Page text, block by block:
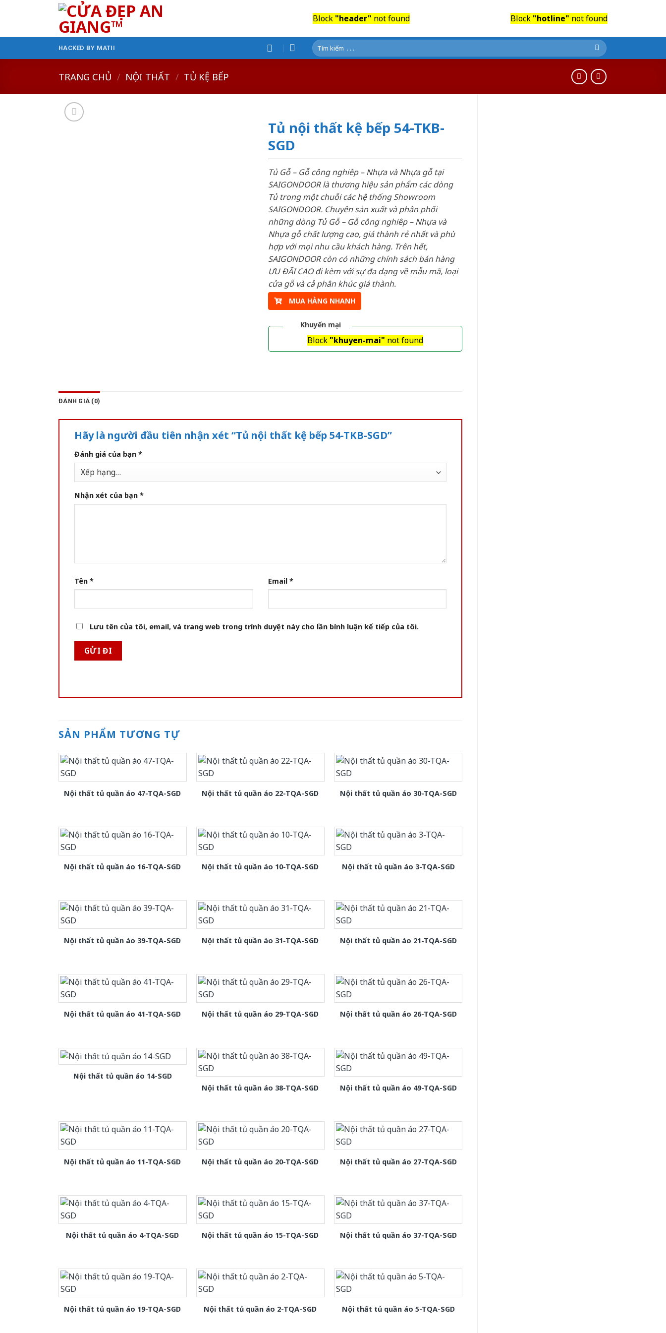
Block "header" not found Block "hotline" not found
HACKED BY MATII
Tìm
kiếm:
TRANG CHỦ / NỘI THẤT / TỦ KỆ BẾP
Tủ nội thất kệ bếp 54-TKB-
SGD
Tủ Gỗ – Gỗ công nghiêp – Nhựa và Nhựa gỗ tại
SAIGONDOOR là thương hiệu sản phẩm các dòng
Tủ trong một chuỗi các hệ thống Showroom
SAIGONDOOR. Chuyên sản xuất và phân phối
những dòng Tủ Gỗ – Gỗ công nghiêp – Nhựa và
Nhựa gỗ chất lượng cao, giá thành rẻ nhất và phù
hợp với mọi nhu cầu khách hàng. Trên hết,
SAIGONDOOR còn có những chính sách bán hàng
ƯU ĐÃI CAO đi kèm với sự đa dạng về mẫu mã, loại
cửa gỗ và cả phân khúc giá thành.
MUA HÀNG NHANH
Khuyến mại
Block "khuyen-mai" not found
ĐÁNH GIÁ (0)
Hãy là người đầu tiên nhận xét “Tủ nội thất kệ bếp 54-TKB-SGD”
Đánh giá của bạn *
Nhận xét của bạn *
Tên * Email *
Lưu tên của tôi, email, và trang web trong trình duyệt này cho lần bình luận kế tiếp của tôi.
SẢN PHẨM TƯƠNG TỰ
Nội thất tủ quần áo 47-TQA-SGD Nội thất tủ quần áo 22-TQA-SGD Nội thất tủ quần áo 30-TQA-SGD
Nội thất tủ quần áo 16-TQA-SGD Nội thất tủ quần áo 10-TQA-SGD Nội thất tủ quần áo 3-TQA-SGD
Nội thất tủ quần áo 39-TQA-SGD Nội thất tủ quần áo 31-TQA-SGD Nội thất tủ quần áo 21-TQA-SGD
Nội thất tủ quần áo 41-TQA-SGD Nội thất tủ quần áo 29-TQA-SGD Nội thất tủ quần áo 26-TQA-SGD
Nội thất tủ quần áo 14-SGD
Nội thất tủ quần áo 38-TQA-SGD
Nội thất tủ quần áo 49-TQA-SGD
Nội thất tủ quần áo 11-TQA-SGD Nội thất tủ quần áo 20-TQA-SGD Nội thất tủ quần áo 27-TQA-SGD
Nội thất tủ quần áo 4-TQA-SGD Nội thất tủ quần áo 15-TQA-SGD Nội thất tủ quần áo 37-TQA-SGD
Nội thất tủ quần áo 19-TQA-SGD Nội thất tủ quần áo 2-TQA-SGD Nội thất tủ quần áo 5-TQA-SGD